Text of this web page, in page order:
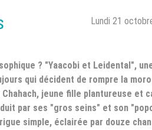
Lundi 21
? "Yaacobi et Leidental",
qui décident de rompre la
jeune fille plantureuse et
par ses "gros seins" et son
simple, éclairée par douze